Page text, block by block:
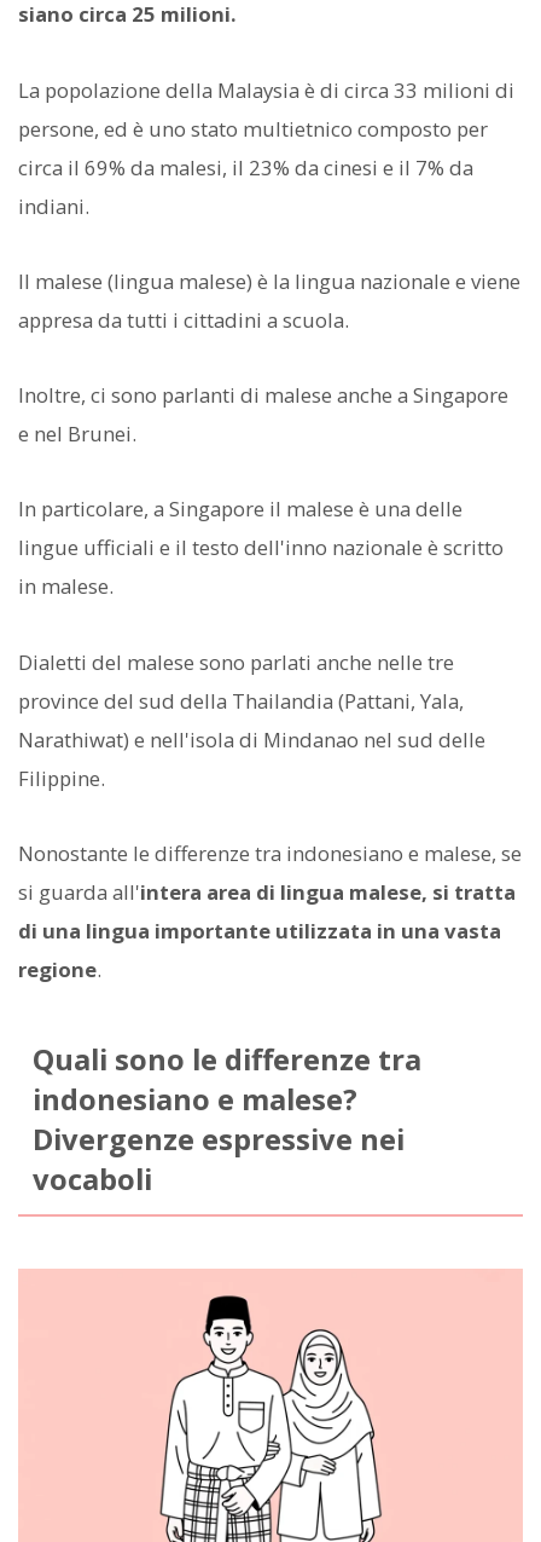
siano circa 25 milioni.
La popolazione della Malaysia è di circa 33 milioni di
persone, ed è uno stato multietnico composto per
circa il 69% da malesi, il 23% da cinesi e il 7% da
indiani.
Il malese (lingua malese) è la lingua nazionale e viene
appresa da tutti i cittadini a scuola.
Inoltre, ci sono parlanti di malese anche a Singapore
e nel Brunei.
In particolare, a Singapore il malese è una delle
lingue ufficiali e il testo dell'inno nazionale è scritto
in malese.
Dialetti del malese sono parlati anche nelle tre
province del sud della Thailandia (Pattani, Yala,
Narathiwat) e nell'isola di Mindanao nel sud delle
Filippine.
Nonostante le differenze tra indonesiano e malese, se
si guarda all'intera area di lingua malese, si tratta
di una lingua importante utilizzata in una vasta
regione.
Quali sono le differenze tra
indonesiano e malese?
Divergenze espressive nei
vocaboli